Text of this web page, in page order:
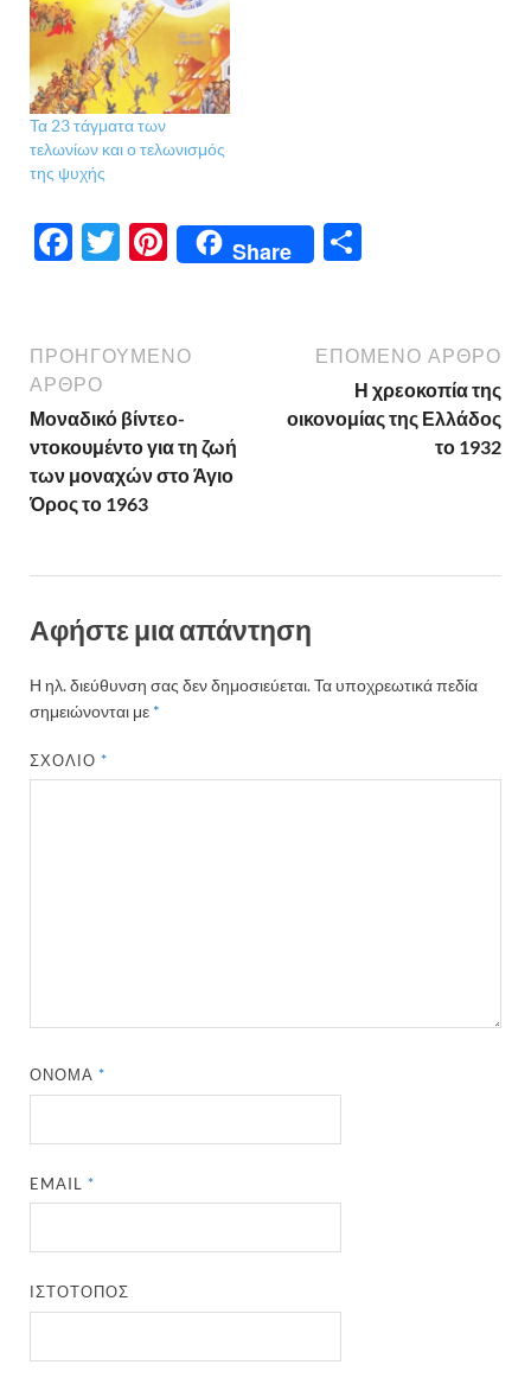
Τα 23 τάγματα των
τελωνίων και ο τελωνισμός
της ψυχής
F
b
o
o
k
T
er
Pi
nt
es
Share
α
σ
τε
ΠΡΟΗΓΟΎΜΕΝΟ
ΆΡΘΡΟ
Μοναδικό βίντεο-
ντοκουμέντο για τη ζωή
των μοναχών στο Άγιο
Όρος το 1963
ΕΠΌΜΕΝΟ ΆΡΘΡΟ
Η χρεοκοπία της
οικονομίας της Ελλάδος
το 1932
Αφήστε μια απάντηση
Η ηλ. διεύθυνση σας δεν δημοσιεύεται.Τα υποχρεωτικά πεδία
σημειώνονται με *
ΣΧΌΛΙΟ*
ΌΝΟΜΑ*
EMAIL*
ΙΣΤΌΤΟΠΟΣ